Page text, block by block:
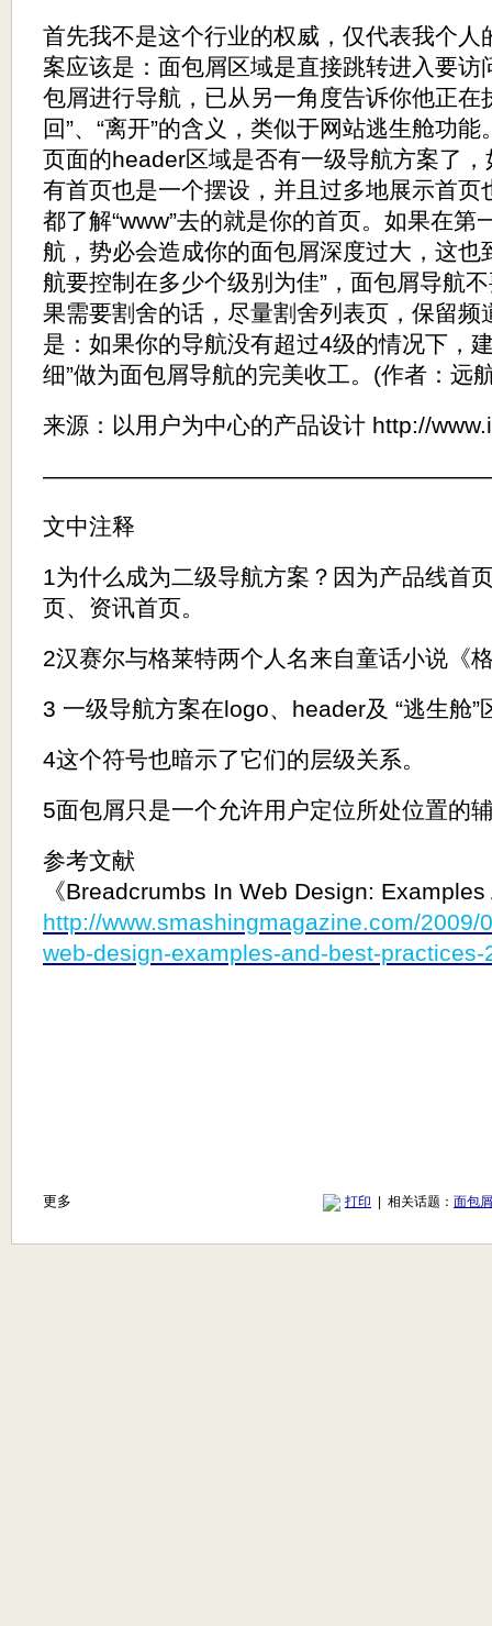
首先我不是这个行业的权威，仅代表我个人
案应该是：面包屑区域是直接跳转进入要访
包屑进行导航，已从另一角度告诉你他正在
回”、“离开”的含义，类似于网站逃生舱功
页面的header区域是否有一级导航方案了
有首页也是一个摆设，并且过多地展示首页
都了解“www”去的就是你的首页。如果在第
航，势必会造成你的面包屑深度过大，这也
航要控制在多少个级别为佳”，面包屑导航
果需要割舍的话，尽量割舍列表页，保留频
是：如果你的导航没有超过4级的情况下，
细”做为面包屑导航的完美收工。(作者：远
来源：以用户为中心的产品设计 http://
文中注释
1为什么成为二级导航方案？因为产品线首
页、资讯首页。
2汉赛尔与格莱特两个人名来自童话小说《
3 一级导航方案在logo、header及 “逃生舱”
4这个符号也暗示了它们的层级关系。
5面包屑只是一个允许用户定位所处位置的
参考文献
《Breadcrumbs In Web Design:
http://www.smashingmagazine.com/2009/
web-design-examples-and-best-practices-
更多 打印 | 相关话题： 面包